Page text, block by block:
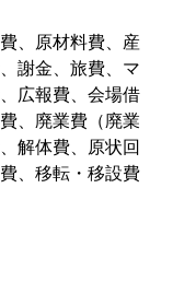
、原材料費、産
謝金、旅費、マ
広報費、会場借
、廃業費（廃業
解体費、原状回
、移転・移設費